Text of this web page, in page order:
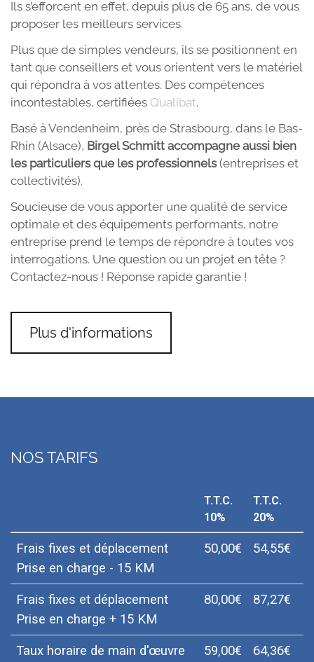
Ils s’efforcent en effet, depuis plus de 65 ans, de vous
proposer les meilleurs services.
Plus que de simples vendeurs, ils se positionnent en
tant que conseillers et vous orientent vers le matériel
qui répondra à vos attentes. Des compétences
incontestables, certifiées Qualibat.
Basé à Vendenheim, près de Strasbourg, dans le Bas-
Rhin (Alsace), Birgel Schmitt accompagne aussi bien
les particuliers que les professionnels(entreprises et
collectivités).
Soucieuse de vous apporter une qualité de service
optimale et des équipements performants, notre
entreprise prend le temps de répondre à toutes vos
interrogations. Une question ou un projet en tête ?
Contactez-nous ! Réponse rapide garantie !
Plus d'informations
NOS TARIFS
T.T.C.
10%
T.T.C.
20%
Frais fixes et déplacement
Prise en charge - 15 KM
50,00€ 54,55€
Frais fixes et déplacement
Prise en charge + 15 KM
80,00€ 87,27€
Taux horaire de main d'œuvre
59,00€ 64,36€